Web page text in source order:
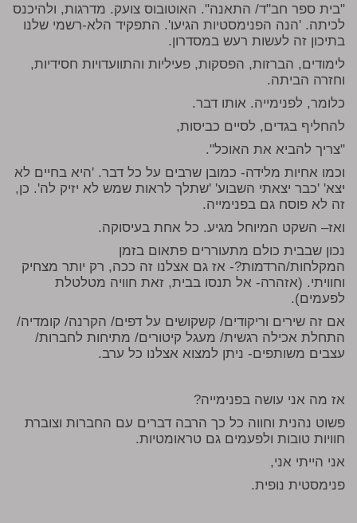
"בית ספר חב"ד/ התאנה". האוטובוס צועק. מדרגות, ולהיכנס
לכיתה. 'הנה הפנימסטיות הגיעו'. התפקיד הלא-רשמי שלנו
בתיכון זה לעשות רעש במסדרון.
לימודים, הברזות, הפסקות, פעיליות והתוועדויות חסידיות,
וחזרה הביתה.
כלומר, לפנימייה. אותו דבר.
להחליף בגדים, לסיים כביסות,
"צריך להביא את האוכל".
וכמו אחיות מלידה- כמובן שרבים על כל דבר. 'היא בחיים לא
יצא' 'כבר יצאתי השבוע' 'שתלך לראות שמש לא יזיק לה'. כן,
זה לא פוסח גם בפנימייה.
ואז– השקט המיוחל מגיע. כל אחת בעיסוקה.
נכון שבבית כולם מתעוררים פתאום בזמן
המקלחות/הרדמות?- אז גם אצלנו זה ככה, רק יותר מצחיק
וחוויתי. (אזהרה- אל תנסו בבית, זאת חוויה מטלטלת
לפעמים).
אם זה שירים וריקודים/ קשקושים על דפים/ הקרנה/ קומדיה/
התחלת אכילה רגשית/ מעגל קיטורים/ מתיחות לחברות/
עצבים משותפים- ניתן למצוא אצלנו כל ערב.
אז מה אני עושה בפנימייה?
פשוט נהנית וחווה כל כך הרבה דברים עם החברות וצוברת
חוויות טובות ולפעמים גם טראומטיות.
אני הייתי אני,
פנימסטית נופית.